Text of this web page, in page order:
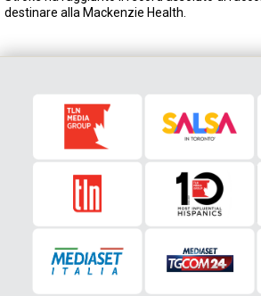
destinare alla Mackenzie Health.